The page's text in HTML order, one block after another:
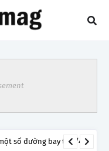
số đường bay từ 1/4